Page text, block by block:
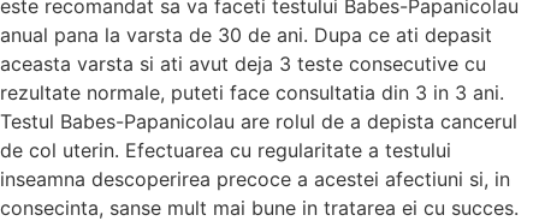
este recomandat sa va faceti testului Babes-Papanicolau
anual pana la varsta de 30 de ani. Dupa ce ati depasit
aceasta varsta si ati avut deja 3 teste consecutive cu
rezultate normale, puteti face consultatia din 3 in 3 ani.
Testul Babes-Papanicolau are rolul de a depista cancerul
de col uterin. Efectuarea cu regularitate a testului
inseamna descoperirea precoce a acestei afectiuni si, in
consecinta, sanse mult mai bune in tratarea ei cu succes.